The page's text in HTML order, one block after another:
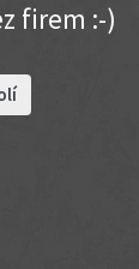
firem :-)